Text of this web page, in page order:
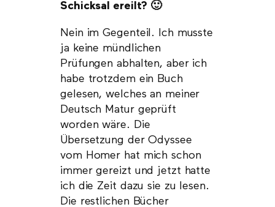
Schicksal ereilt? 🙂
Nein im Gegenteil. Ich musste
ja keine mündlichen
Prüfungen abhalten, aber ich
habe trotzdem ein Buch
gelesen, welches an meiner
Deutsch Matur geprüft
worden wäre. Die
Übersetzung der Odyssee
vom Homer hat mich schon
immer gereizt und jetzt hatte
ich die Zeit dazu sie zu lesen.
Die restlichen Bücher